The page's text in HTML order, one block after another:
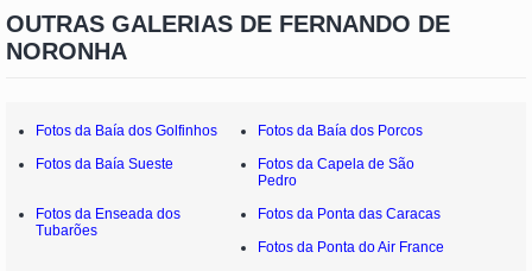
OUTRAS GALERIAS DE FERNANDO DE
NORONHA
Fotos da Baía dos Golfinhos
Fotos da Baía dos Porcos
Fotos da Baía Sueste
Fotos da Capela de São
Pedro
Fotos da Enseada dos
Tubarões
Fotos da Ponta das Caracas
Fotos da Ponta do Air France